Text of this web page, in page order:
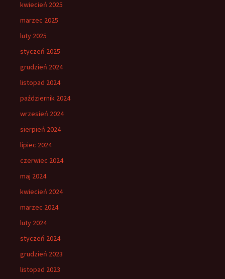
kwiecień 2025
marzec 2025
luty 2025
styczeń 2025
grudzień 2024
listopad 2024
październik 2024
wrzesień 2024
sierpień 2024
lipiec 2024
czerwiec 2024
maj 2024
kwiecień 2024
marzec 2024
luty 2024
styczeń 2024
grudzień 2023
listopad 2023